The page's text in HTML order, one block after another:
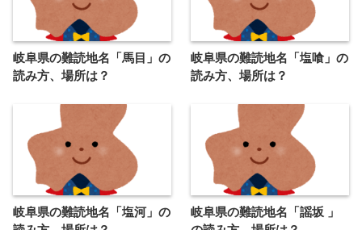
岐阜県の難読地名「馬目」の
読み方、場所は？
岐阜県の難読地名「塩喰」の
読み方、場所は？
岐阜県の難読地名「塩河」の
岐阜県の難読地名「謡坂 」